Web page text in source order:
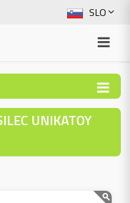
SLO
ENG
ITA
UNIKATOY